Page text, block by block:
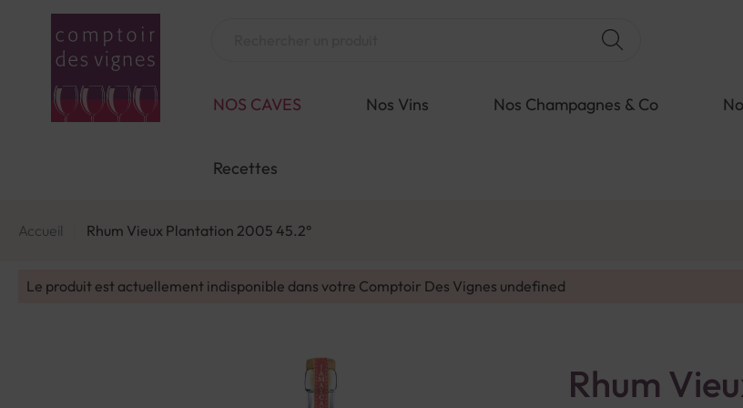
NOS CAVES Nos Vins Nos Champagnes & Co
Recettes
Accueil Rhum Vieux Plantation 2005 45.2°
Le produit est actuellement indisponible dans votre Comptoir Des Vignes undefined
Rhum